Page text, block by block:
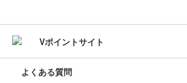
よくある質問